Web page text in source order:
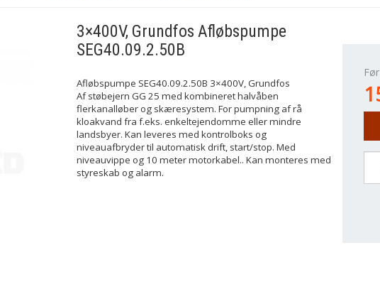
3×400V, Grundfos Afløbspumpe
SEG40.09.2.50B
Afløbspumpe SEG40.09.2.50B 3×400V, Grundfos
Af støbejern GG 25 med kombineret halvåben
flerkanalløber og skæresystem. For pumpning af rå
kloakvand fra f.eks. enkeltejendomme eller mindre
landsbyer. Kan leveres med kontrolboks og
niveauafbryder til automatisk drift, start/stop. Med
niveauvippe og 10 meter motorkabel.. Kan monteres med
styreskab og alarm.
Før